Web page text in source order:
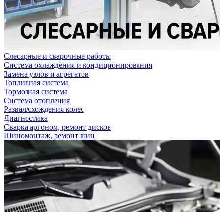
Слесарные и сварочные работы
Система охлаждения и кондиционирования
Замена узлов и агрегатов
Топливная система
Тормозная система
Система отопления
Развал/схождения колес
Диагностика
Сварка аргоном, ремонт дисков
Шиномонтаж, ремонт шин